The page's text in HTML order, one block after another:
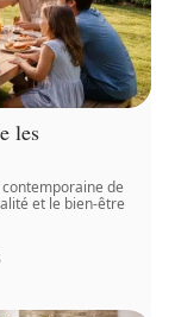
les
de
et le bien-être